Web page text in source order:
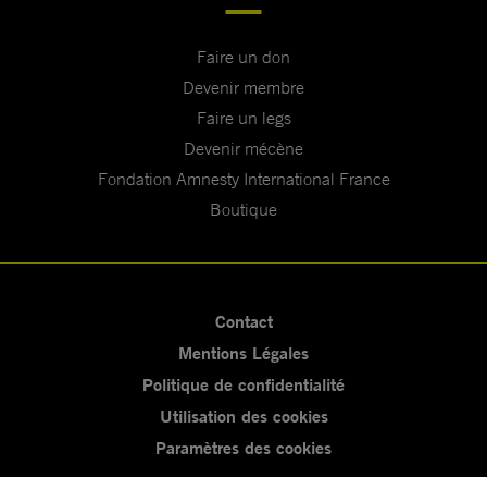
Faire un don
Devenir membre
Faire un legs
Devenir mécène
Fondation Amnesty International France
Boutique
Contact
Mentions Légales
Politique de confidentialité
Utilisation des cookies
Paramètres des cookies